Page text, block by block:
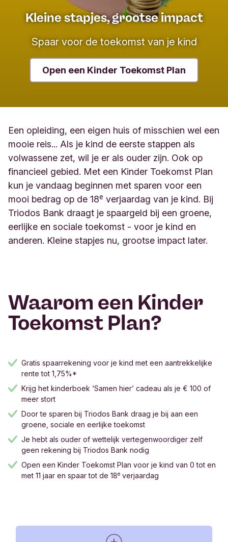
Kleine stapjes, grootse impact
Spaar voor de toekomst van je kind
Open een Kinder Toekomst Plan
Een opleiding, een eigen huis of misschien wel een
mooie reis... Als je kind de eerste stappen als
volwassene zet, wil je er als ouder zijn. Ook op
financieel gebied. Met een Kinder Toekomst Plan
kun je vandaag beginnen met sparen voor een
mooi bedrag op de 18e verjaardag van je kind. Bij
Triodos Bank draagt je spaargeld bij een groene,
eerlijke en sociale toekomst - voor je kind en
anderen. Kleine stapjes nu, grootse impact later.
Waarom een Kinder
Toekomst Plan?
Gratis spaarrekening voor je kind met een aantrekkelijke
rente tot 1,75%*
Krijg het kinderboek ‘Samen hier’ cadeau als je € 100 of
meer stort
Door te sparen bij Triodos Bank draag je bij aan een
groene, sociale en eerlijke toekomst
Je hebt als ouder of wettelijk vertegenwoordiger zelf
geen rekening bij Triodos Bank nodig
Open een Kinder Toekomst Plan voor je kind van 0 tot en
met 11 jaar en spaar tot de 18e verjaardag